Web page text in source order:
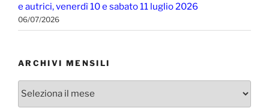
e autrici, venerdì 10 e sabato 11 luglio 2026
06/07/2026
ARCHIVI MENSILI